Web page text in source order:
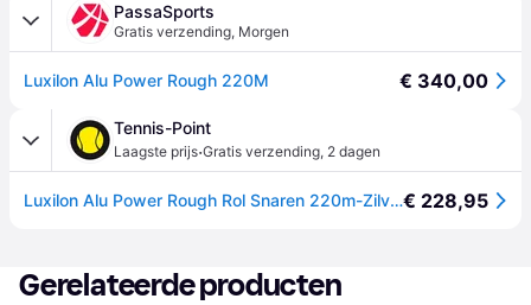
PassaSports
Gratis verzending, Morgen
Luxilon Alu Power Rough 220M € 340,00
Tennis-Point
Laagste prijs·Gratis verzending, 2 dagen
Luxilon Alu Power Rough Rol Snaren 220m-Zilver - zilver - 1.25€ 228,95
Gerelateerde producten